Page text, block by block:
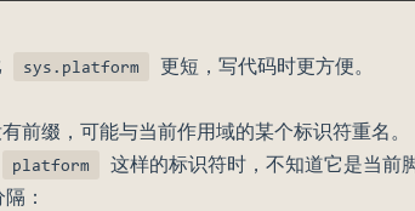
sys.platform
更短，写代码时更方便。
前缀，可能与当前作用域的某个标识符重名。
platform
这样的标识符时，不知道它是当
：